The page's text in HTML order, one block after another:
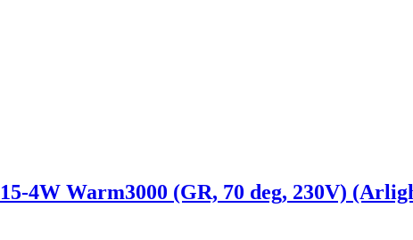
4W Warm3000 (GR, 70 deg, 230V)